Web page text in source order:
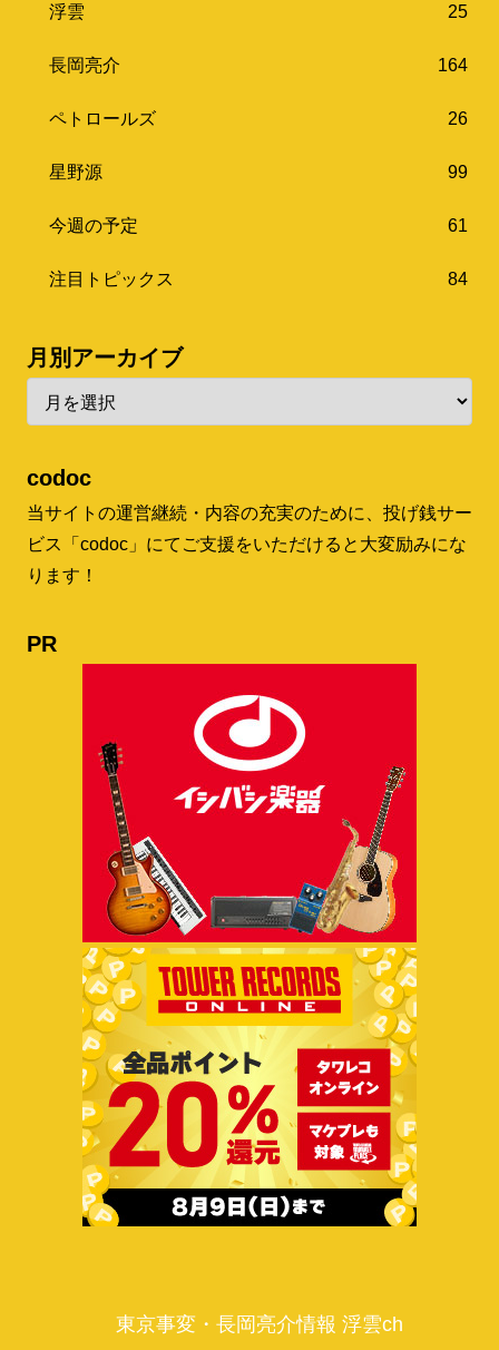
浮雲 25
長岡亮介 164
ペトロールズ 26
星野源 99
今週の予定 61
注目トピックス 84
月別アーカイブ
codoc
当サイトの運営継続・内容の充実のために、投げ銭サー
ビス「codoc」にてご支援をいただけると大変励みにな
ります！
PR
東京事変・長岡亮介情報 浮雲ch